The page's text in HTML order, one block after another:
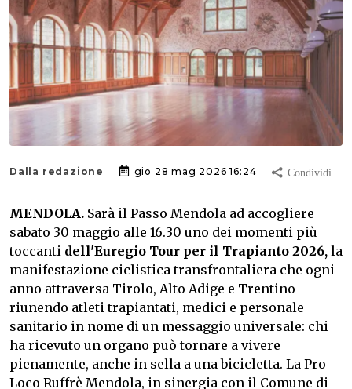
Dalla redazione gio 28 mag 2026 16:24
MENDOLA. Sarà il Passo Mendola ad accogliere
sabato 30 maggio alle 16.30 uno dei momenti più
toccanti dell'Euregio Tour per il Trapianto 2026, la
manifestazione ciclistica transfrontaliera che ogni
anno attraversa Tirolo, Alto Adige e Trentino
riunendo atleti trapiantati, medici e personale
sanitario in nome di un messaggio universale: chi
ha ricevuto un organo può tornare a vivere
pienamente, anche in sella a una bicicletta. La Pro
Loco Ruffrè Mendola, in sinergia con il Comune di